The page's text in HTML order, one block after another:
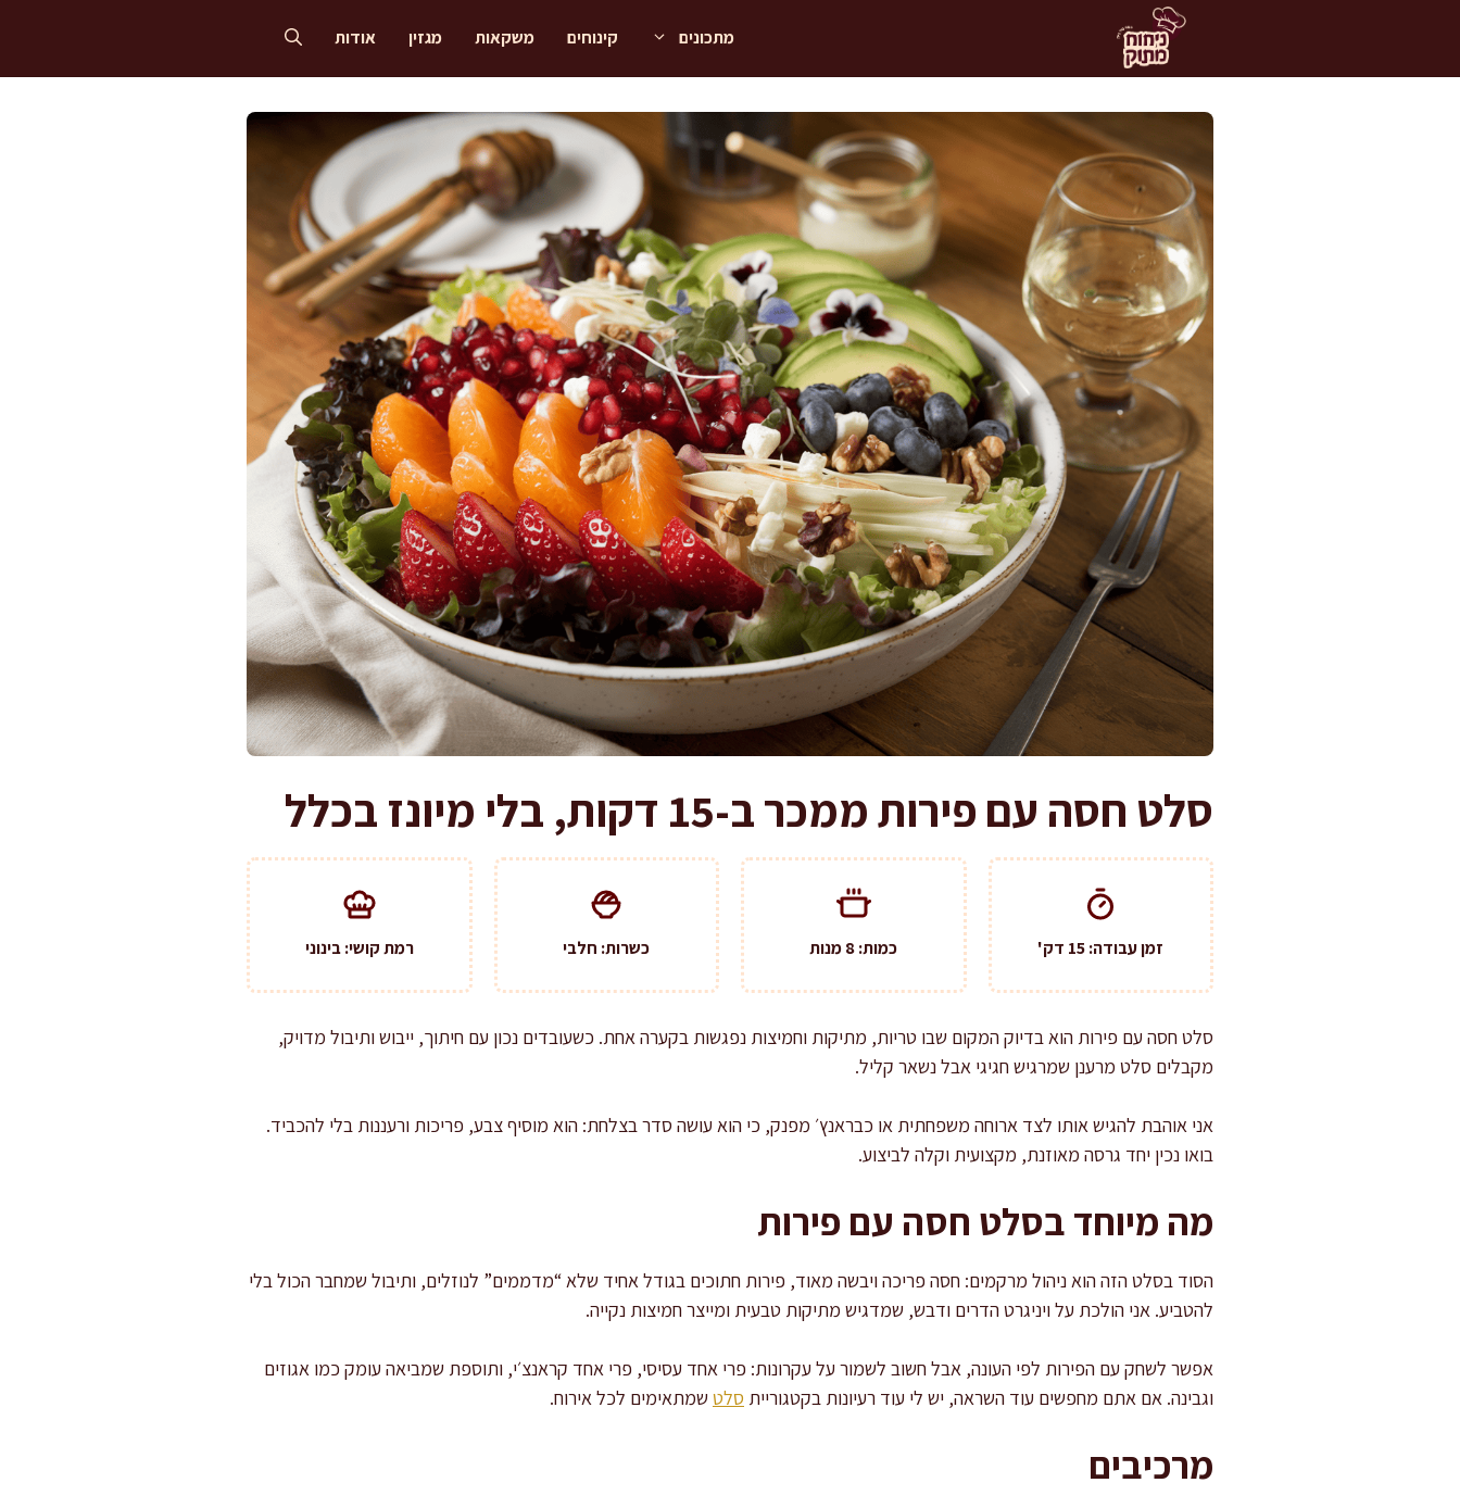
מתכונים קינוחים משקאות מגזין אודות
סלט חסה עם פירות ממכר ב-15 דקות, בלי מיונז בכלל
זמן עבודה: 15 דק' כמות: 8 מנות כשרות: חלבי רמת קושי: בינוני
סלט חסה עם פירות הוא בדיוק המקום שבו טריות, מתיקות וחמיצות נפגשות בקערה אחת. כשעובדים נכון עם חיתוך, ייבוש ותיבול מדויק,
מקבלים סלט מרענן שמרגיש חגיגי אבל נשאר קליל.
אני אוהבת להגיש אותו לצד ארוחה משפחתית או כבראנץ׳ מפנק, כי הוא עושה סדר בצלחת: הוא מוסיף צבע, פריכות ורעננות בלי להכביד.
בואו נכין יחד גרסה מאוזנת, מקצועית וקלה לביצוע.
מה מיוחד בסלט חסה עם פירות
הסוד בסלט הזה הוא ניהול מרקמים: חסה פריכה ויבשה מאוד, פירות חתוכים בגודל אחיד שלא “מדממים” לנוזלים, ותיבול שמחבר הכול בלי
להטביע. אני הולכת על ויניגרט הדרים ודבש, שמדגיש מתיקות טבעית ומייצר חמיצות נקייה.
אפשר לשחק עם הפירות לפי העונה, אבל חשוב לשמור על עקרונות: פרי אחד עסיסי, פרי אחד קראנצ׳י, ותוספת שמביאה עומק כמו אגוזים
וגבינה. אם אתם מחפשים עוד השראה, יש לי עוד רעיונות בקטגוריית סלט שמתאימים לכל אירוח.
מרכיבים